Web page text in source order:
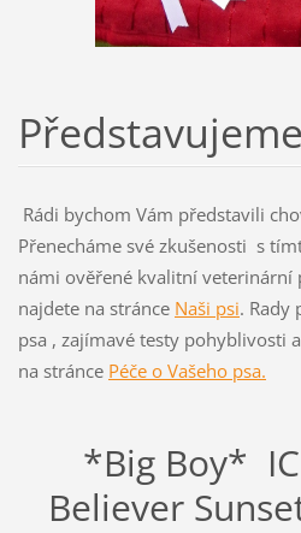
Rádi bychom Vám představili
Přenecháme své zkušenosti s
námi ověřené kvalitní veterinární
najdete na stránce Naši psi. Rady
psa , zajímavé testy pohyblivosti
na stránce Péče o Vašeho psa.
*Big Boy*
Believer